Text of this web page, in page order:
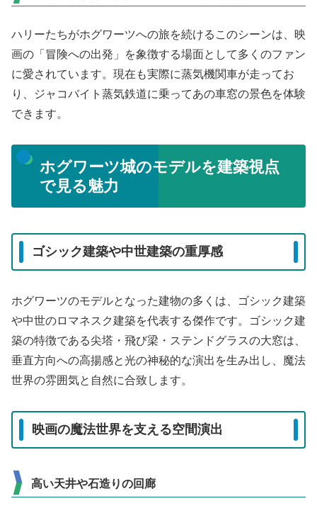
ハリーたちがホグワーツへの旅を続けるこのシーンは、映
画の「冒険への出発」を象徴する場面として多くのファン
に愛されています。現在も実際に蒸気機関車が走ってお
り、ジャコバイト蒸気鉄道に乗ってあの車窓の景色を体験
できます。
ホグワーツ城のモデルを建築視点
で見る魅力
ゴシック建築や中世建築の重厚感
ホグワーツのモデルとなった建物の多くは、ゴシック建築
や中世のロマネスク建築を代表する傑作です。ゴシック建
築の特徴である尖塔・飛び梁・ステンドグラスの大窓は、
垂直方向への高揚感と光の神秘的な演出を生み出し、魔法
世界の雰囲気と自然に合致します。
映画の魔法世界を支える空間演出
高い天井や石造りの回廊